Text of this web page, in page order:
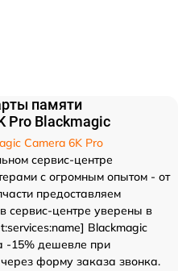
памяти
Pro Blackmagic
Camera 6K Pro
сервис-центре
с огромным опытом - от
предоставляем
сервис-центре уверены в
Blackmagic
-15% дешевле при
форму заказа звонка.